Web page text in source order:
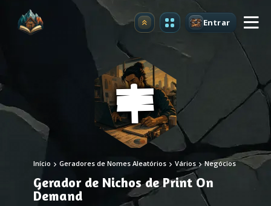
Atualizar Entrar
Início Geradores de Nomes Aleatórios Vários Negócios
Gerador de Nichos de Print On
Demand